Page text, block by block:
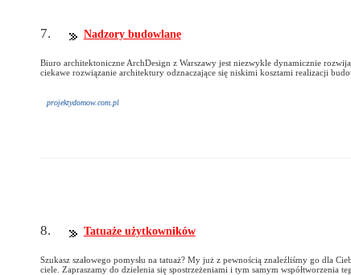
7. Nadzory budowlane
Biuro architektoniczne ArchDesign z Warszawy jest niezwykle dynamicznie
ciekawe rozwiązanie architektury odznaczające się niskimi kosztami realizacji
projektydomow.com.pl
8. Tatuaże użytkowników
Szukasz szałowego pomysłu na tatuaż? My już z pewnością znaleźliśmy go dla
ciele. Zapraszamy do dzielenia się spostrzeżeniami i tym samym współtworzenia